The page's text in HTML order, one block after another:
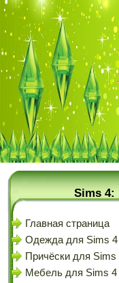
Sims 4:
Главная страница
Одежда для Sims 4
Причёски для Sims
Мебель для Sims 4